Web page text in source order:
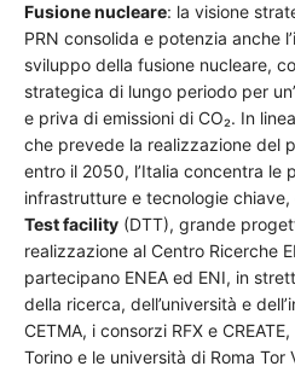
Fusione nucleare: la visione
PRN consolida e potenzia anche
sviluppo della fusione nucleare,
strategica di lungo periodo per
e priva di emissioni di CO₂. In
che prevede la realizzazione del
entro il 2050, l’Italia concentra le
infrastrutture e tecnologie chiave,
Test facility (DTT), grande
realizzazione al Centro Ricerche
partecipano ENEA ed ENI, in
della ricerca, dell’università e
CETMA, i consorzi RFX e
Torino e le università di Roma Tor